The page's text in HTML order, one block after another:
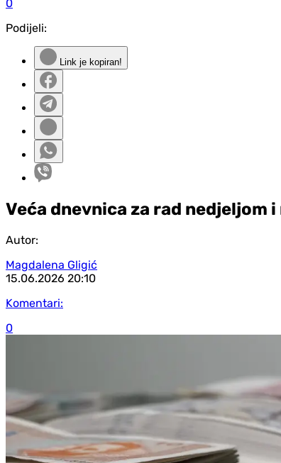
0
Podijeli:
Link je kopiran!
Veća dnevnica za rad nedjeljom
Autor:
Magdalena Gligić
15.06.2026 20:10
Komentari:
0